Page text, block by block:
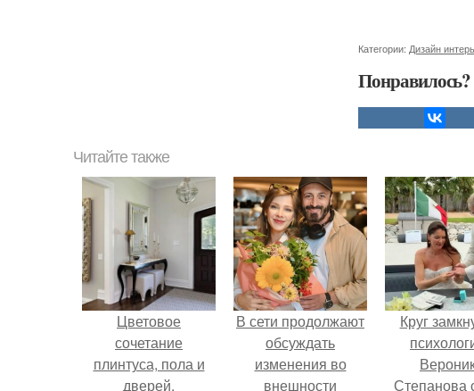
Категории: Дизайн
Понравилось?
Читайте также
Цветовое
сочетание
плинтуса, пола и
дверей.
В сети продолжают
обсуждать
изменения во
внешности
Круг
Степанова